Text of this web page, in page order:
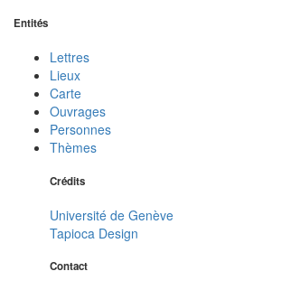
Entités
Lettres
Lieux
Carte
Ouvrages
Personnes
Thèmes
Crédits
Université de Genève
Tapioca Design
Contact